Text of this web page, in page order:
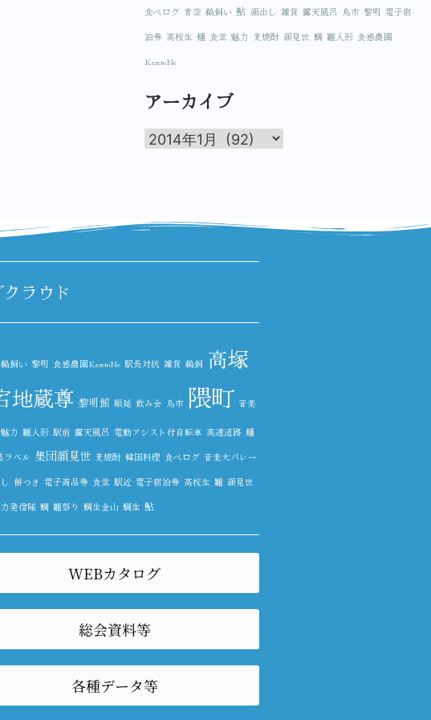
食べログ 青空 鵜飼い 鮎 顔出し 雑貨 露天風呂 鳥市 黎明 電子宿
泊券 高校生 麺 食堂 魅力 麦焼酎 顔見世 鯛 雛人形 食感農園
KazetoNe
アーカイブ
ラウド
鵜飼い 黎明 食感農園KazetoNe 駅長対抗 雑貨 鵜飼 高塚
地蔵尊 黎明館 順延 飲み会 鳥市 隈町 音楽
魅力 雛人形 駅前 露天風呂 電動アシスト付自転車 高速道路 麺
ラベル 集団顔見世 麦焼酎 韓国料理 食べログ 音楽大パレー
餅つき 電子商品券 食堂 駅近 電子宿泊券 高校生 雛 顔見世
発信隊 鯛 雛祭り 鯛生金山 鯛生 鮎
WEBカタログ
総会資料等
各種データ等